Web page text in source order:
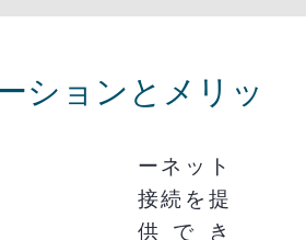
ションとメリッ